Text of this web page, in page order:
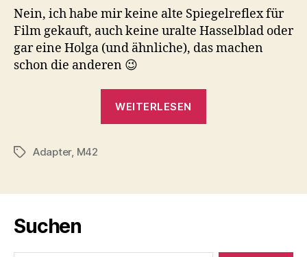
manuell
Nein, ich habe mir keine alte Spiegelreflex für
Film gekauft, auch keine uralte Hasselblad oder
gar eine Holga (und ähnliche), das machen
schon die anderen 😉
WEITERLESEN
Schlagwörter
Adapter, M42
Suchen